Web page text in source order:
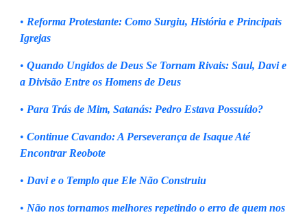
• Reforma Protestante: Como Surgiu, História e Principais
Igrejas
• Quando Ungidos de Deus Se Tornam Rivais: Saul, Davi e
a Divisão Entre os Homens de Deus
• Para Trás de Mim, Satanás: Pedro Estava Possuído?
• Continue Cavando: A Perseverança de Isaque Até
Encontrar Reobote
• Davi e o Templo que Ele Não Construiu
• Não nos tornamos melhores repetindo o erro de quem nos